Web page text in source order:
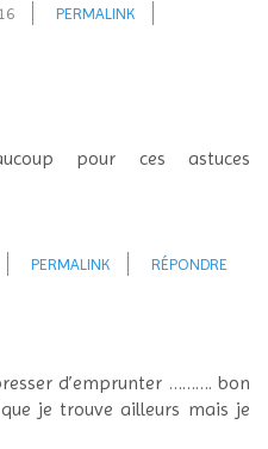
PERMALINK
pour ces astuces
PERMALINK RÉPONDRE
d’emprunter ………. bon
je trouve ailleurs mais je